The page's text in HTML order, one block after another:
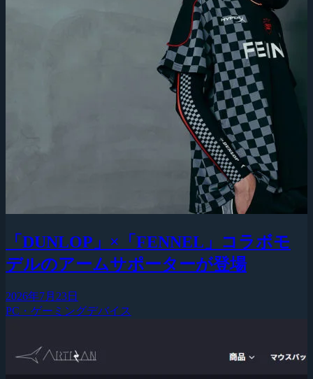
「DUNLOP」×「FENNEL」コラボモ
デルのアームサポーターが登場
2026年7月23日
PC・ゲーミングデバイス